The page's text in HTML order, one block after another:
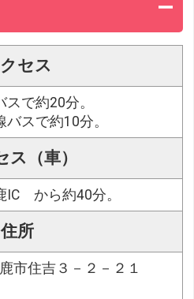
セス
で約20分。
スで約10分。
ス（車）
から約40分。
住所
市住吉３－２－２１